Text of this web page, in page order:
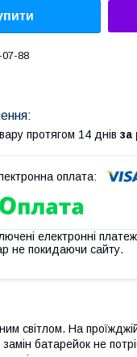
07-88
протягом 14 днів за
електронні
не покидаючи сайту.
світлом. На
батарейок не